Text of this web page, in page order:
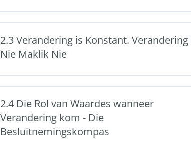
2.3 Verandering is Konstant. Verandering
Nie Maklik Nie
2.4 Die Rol van Waardes wanneer
Verandering kom - Die
Besluitnemingskompas